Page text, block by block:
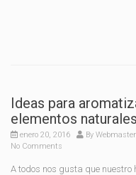
Ideas para
elementos naturales
enero 20, 2016 By
No Comments
A todos nos gusta que